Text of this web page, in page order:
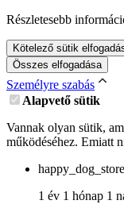
Részletesebb
Kötelező sütik
Összes elfogadása
Személyre szabás
Alapvető sütik
Vannak olyan sütik,
működéséhez. Emiatt
1 év 1 hónap 1